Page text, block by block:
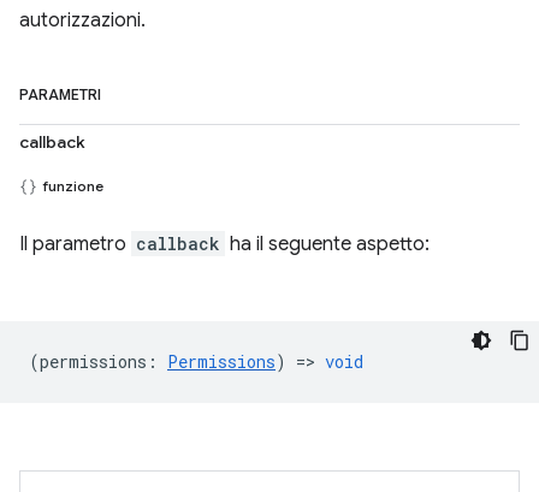
autorizzazioni.
PARAMETRI
callback
funzione
Il parametro callback ha il seguente aspetto:
(permissions : Permissions) => void